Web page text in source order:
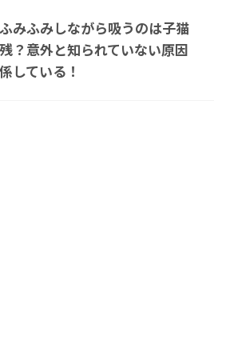
みふみしながら吸うのは子猫
？意外と知られていない原因
している！